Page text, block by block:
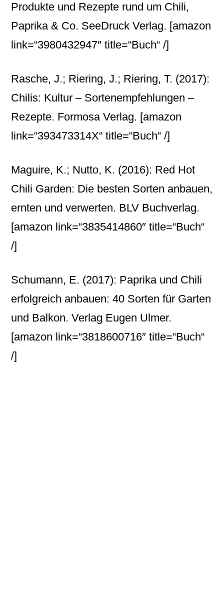
Produkte und Rezepte rund um Chili,
Paprika & Co. SeeDruck Verlag. [amazon
link=“3980432947″ title=“Buch“ /]
Rasche, J.; Riering, J.; Riering, T. (2017):
Chilis: Kultur – Sortenempfehlungen –
Rezepte. Formosa Verlag. [amazon
link=“393473314X“ title=“Buch“ /]
Maguire, K.; Nutto, K. (2016): Red Hot
Chili Garden: Die besten Sorten anbauen,
ernten und verwerten. BLV Buchverlag.
[amazon link=“3835414860″ title=“Buch“
/]
Schumann, E. (2017): Paprika und Chili
erfolgreich anbauen: 40 Sorten für Garten
und Balkon. Verlag Eugen Ulmer.
[amazon link=“3818600716″ title=“Buch“
/]